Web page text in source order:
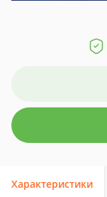
Характеристики